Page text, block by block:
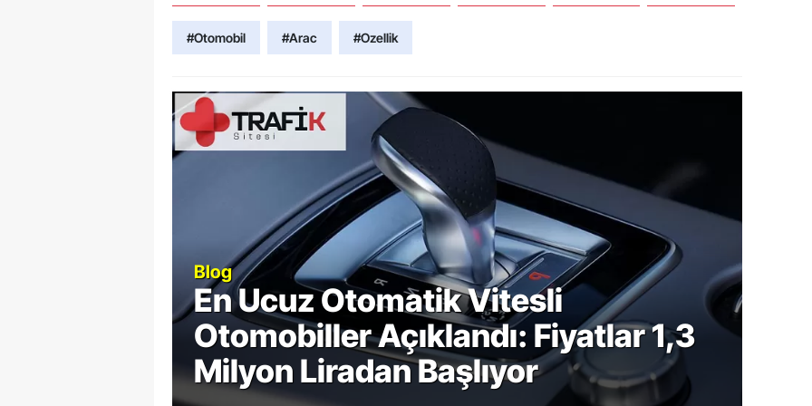
#Otomobil #Arac #Ozellik
Blog
En Ucuz Otomatik Vitesli
Otomobiller Açıklandı: Fiyatlar 1,3
Milyon Liradan Başlıyor